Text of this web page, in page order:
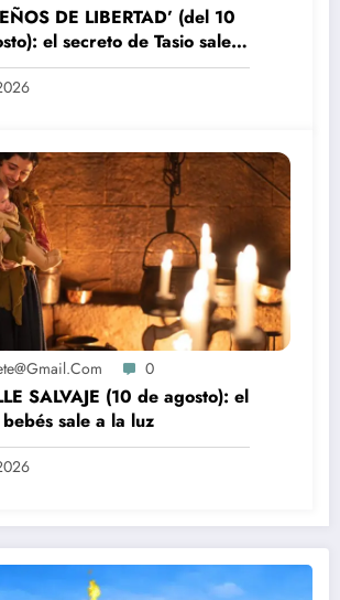
DE LIBERTAD’ (del 10
el secreto de Tasio sale a
0
SALVAJE (10 de agosto): el
sale a la luz